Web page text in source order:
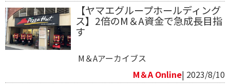
【ヤマエグループホールディング
ス】2倍のM＆A資金で急成長目指
す
M＆Aアーカイブス
M＆A Online| 2023/8/10